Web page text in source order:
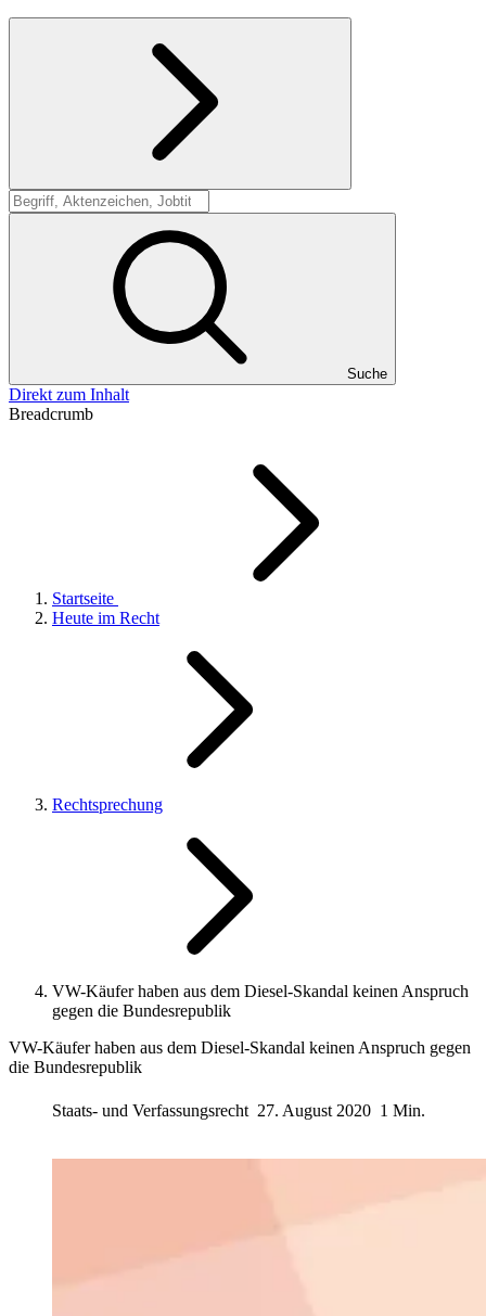
Suche
Suche
Direkt zum Inhalt
Breadcrumb
Startseite
Heute im Recht
Rechtsprechung
VW-Käufer haben aus dem Diesel-Skandal keinen Anspruch
gegen die Bundesrepublik
VW-Käufer haben aus dem Diesel-Skandal keinen Anspruch gegen
die Bundesrepublik
Staats- und Verfassungsrecht 27. August 2020 1 Min.